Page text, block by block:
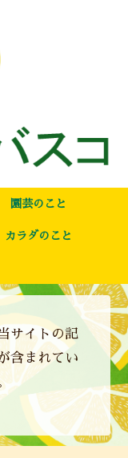
園芸のこと
カラダのこと
サイトの記
含まれてい